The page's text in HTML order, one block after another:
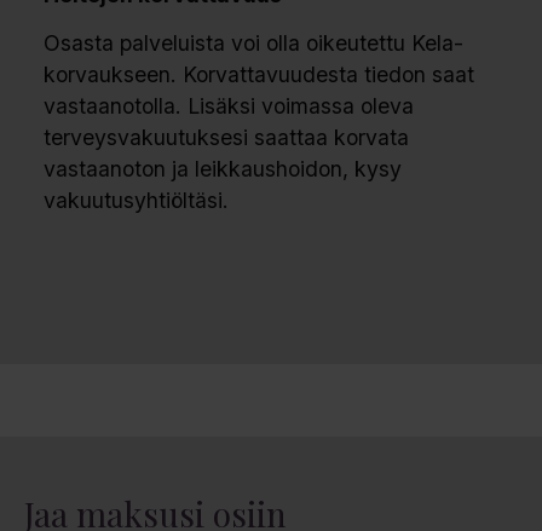
Osasta palveluista voi olla oikeutettu Kela-
korvaukseen. Korvattavuudesta tiedon saat
vastaanotolla. Lisäksi voimassa oleva
terveysvakuutuksesi saattaa korvata
vastaanoton ja leikkaushoidon, kysy
vakuutusyhtiöltäsi.
Jaa maksusi osiin